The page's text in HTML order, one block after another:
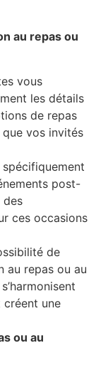
au repas ou
vous
les détails
de repas
vos invités
post-
des
ces occasions
de
au repas ou au
une
ou au